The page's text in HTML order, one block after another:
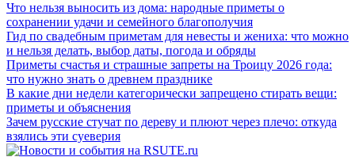
Что нельзя выносить из дома: народные приметы о
сохранении удачи и семейного благополучия
Гид по свадебным приметам для невесты и жениха: что можно
и нельзя делать, выбор даты, погода и обряды
Приметы счастья и страшные запреты на Троицу 2026 года:
что нужно знать о древнем празднике
В какие дни недели категорически запрещено стирать вещи:
приметы и объяснения
Зачем русские стучат по дереву и плюют через плечо: откуда
взялись эти суеверия